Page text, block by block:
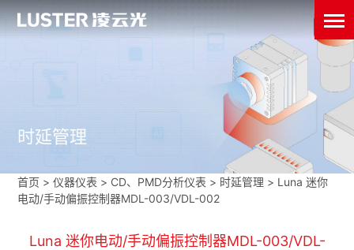
时延管理
首页 >仪器仪表 > CD、PMD分析仪表 > 时延管理 > Luna 迷你
电动/手动偏振控制器MDL-003/VDL-002
Luna 迷你电动/手动偏振控制器MDL-003/VDL-